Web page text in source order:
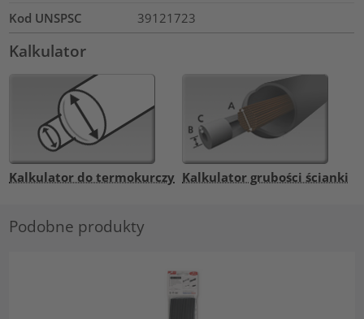
Kod UNSPSC
39121723
Kalkulator
Kalkulator do termokurczy Kalkulator grubości ścianki
Podobne produkty